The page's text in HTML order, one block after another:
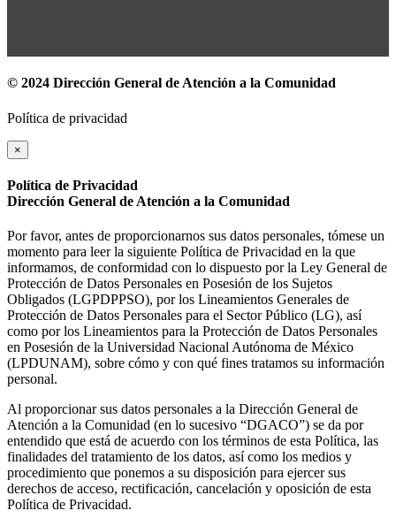
© 2024 Dirección General de Atención a la Comunidad
Política de privacidad
×
Política de Privacidad
Dirección General de Atención a la Comunidad
Por favor, antes de proporcionarnos sus datos personales, tómese un
momento para leer la siguiente Política de Privacidad en la que
informamos, de conformidad con lo dispuesto por la Ley General de
Protección de Datos Personales en Posesión de los Sujetos
Obligados (LGPDPPSO), por los Lineamientos Generales de
Protección de Datos Personales para el Sector Público (LG), así
como por los Lineamientos para la Protección de Datos Personales
en Posesión de la Universidad Nacional Autónoma de México
(LPDUNAM), sobre cómo y con qué fines tratamos su información
personal.
Al proporcionar sus datos personales a la Dirección General de
Atención a la Comunidad (en lo sucesivo “DGACO”) se da por
entendido que está de acuerdo con los términos de esta Política, las
finalidades del tratamiento de los datos, así como los medios y
procedimiento que ponemos a su disposición para ejercer sus
derechos de acceso, rectificación, cancelación y oposición de esta
Política de Privacidad.